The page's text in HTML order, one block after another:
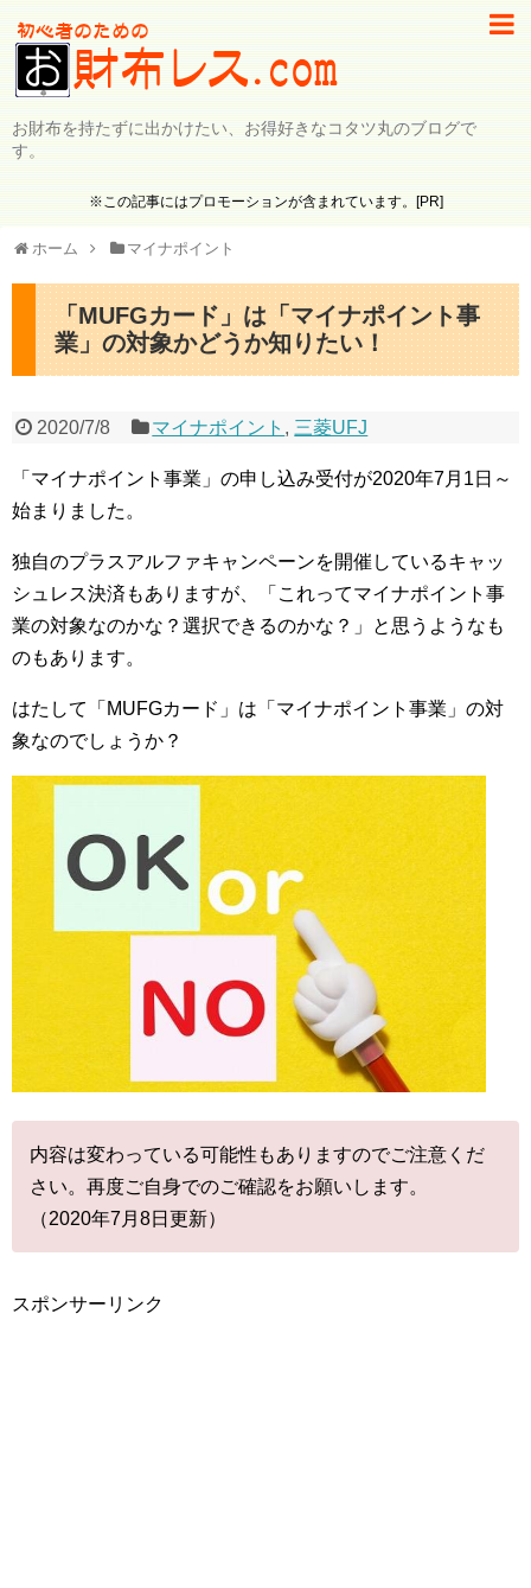
お財布を持たずに出かけたい、お得好きなコタツ丸のブログで
す。
※この記事にはプロモーションが含まれています。[PR]
ホーム マイナポイント
「MUFGカード」は「マイナポイント事
業」の対象かどうか知りたい！
2020/7/8 マイナポイント , 三菱UFJ
「マイナポイント事業」の申し込み受付が2020年7月1日～
始まりました。
独自のプラスアルファキャンペーンを開催しているキャッ
シュレス決済もありますが、「これってマイナポイント事
業の対象なのかな？選択できるのかな？」と思うようなも
のもあります。
はたして「MUFGカード」は「マイナポイント事業」の対
象なのでしょうか？
内容は変わっている可能性もありますのでご注意くだ
さい。再度ご自身でのご確認をお願いします。
（2020年7月8日更新）
スポンサーリンク